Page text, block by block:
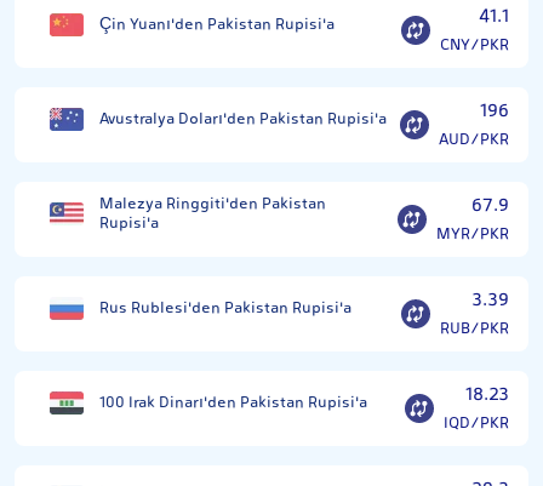
Çin Yuanı'den Pakistan Rupisi'a 41.1
CNY/PKR
Avustralya Doları'den Pakistan Rupisi'a 196
AUD/PKR
Malezya Ringgiti'den Pakistan
Rupisi'a
67.9
MYR/PKR
Rus Rublesi'den Pakistan Rupisi'a 3.39
RUB/PKR
100 Irak Dinarı'den Pakistan Rupisi'a 18.23
IQD/PKR